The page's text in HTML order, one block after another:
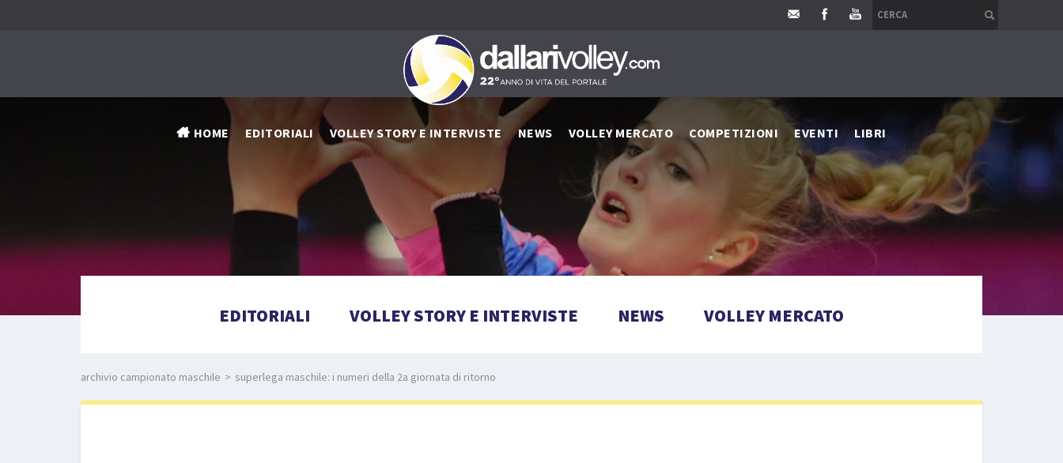
HOME EDITORIALI VOLLEY STORY E INTERVISTE NEWS VOLLEY MERCATO COMPETIZIONI EVENTI LIBRI
EDITORIALI VOLLEY STORY E INTERVISTE NEWS VOLLEY MERCATO
archivio campionato maschile > superlega maschile: i numeri della 2a giornata di ritorno